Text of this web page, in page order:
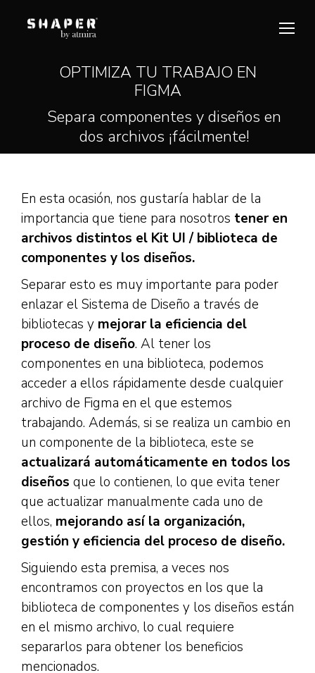
OPTIMIZA TU TRABAJO EN
FIGMA
Separa componentes y diseños en
dos archivos ¡fácilmente!
En esta ocasión, nos gustaría hablar de la
importancia que tiene para nosotros tener en
archivos distintos el Kit UI / biblioteca de
componentes y los diseños.
Separar esto es muy importante para poder
enlazar el Sistema de Diseño a través de
bibliotecas y mejorar la eficiencia del
proceso de diseño. Al tener los
componentes en una biblioteca, podemos
acceder a ellos rápidamente desde cualquier
archivo de Figma en el que estemos
trabajando. Además, si se realiza un cambio en
un componente de la biblioteca, este se
actualizará automáticamente en todos los
diseños que lo contienen, lo que evita tener
que actualizar manualmente cada uno de
ellos, mejorando así la organización,
gestión y eficiencia del proceso de diseño.
Siguiendo esta premisa, a veces nos
encontramos con proyectos en los que la
biblioteca de componentes y los diseños están
en el mismo archivo, lo cual requiere
separarlos para obtener los beneficios
mencionados.